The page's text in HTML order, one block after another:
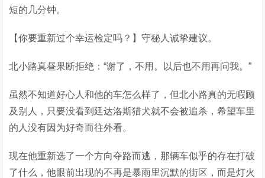
短的几分钟。
【你要重新过个幸运检定吗？】守秘人诚挚建议。
北小路真昼果断拒绝：“谢了，不用。以后也不用再问我。”
虽然不知道好心人和他的车怎么样了，但北小路真的无暇顾
及别人，只要没看到廷达洛斯猎犬就不会被追杀，希望车里
的人没有因为好奇而往外看。
现在他重新选了一个方向夺路而逃，那辆车似乎的存在打破
了什么，他眼前出现的不再是暴雨里沉默的街区，而是灯火